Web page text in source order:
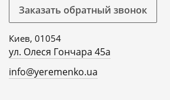
Заказать обратный звонок
Киев, 01054
ул. Олеся Гончара 45а
info@yeremenko.ua